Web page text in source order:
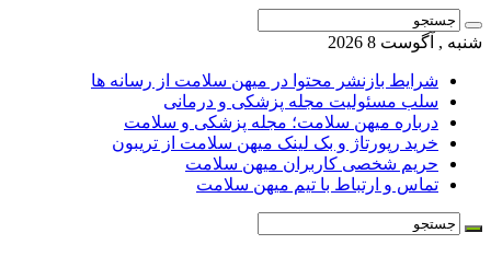
, آگوست 8 2026
شرایط بازنشر محتوا در میهن سلامت از رسانه ها
سلب مسئولیت مجله پزشکی و درمانی
درباره میهن سلامت؛ مجله پزشکی و سلامت
خرید رپورتاژ و بک لینک میهن سلامت از تریبون
حریم شخصی کاربران میهن سلامت
تماس و ارتباط با تیم میهن سلامت